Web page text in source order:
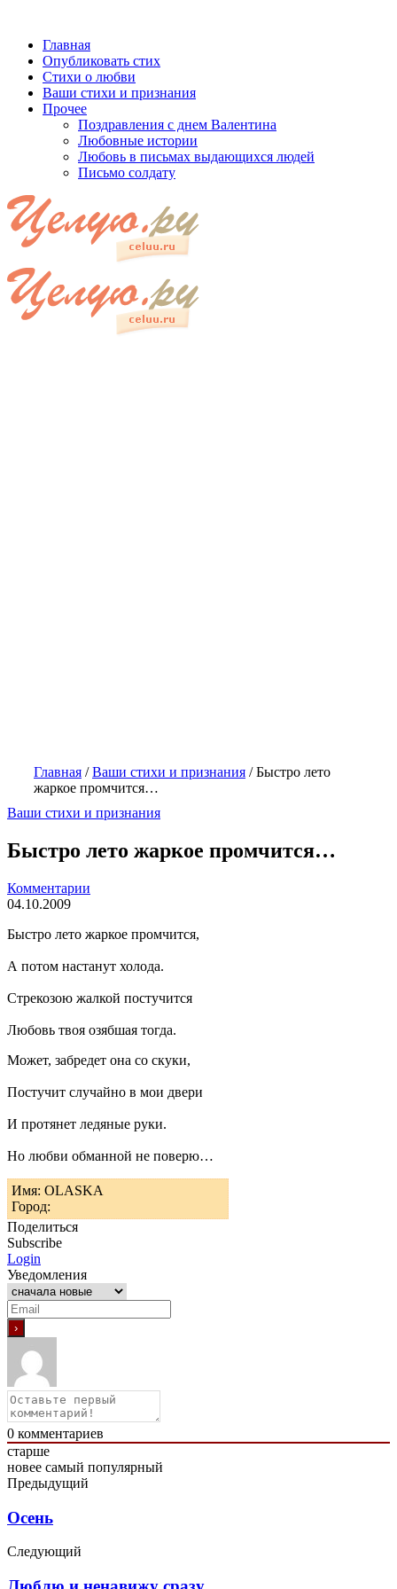
Главная
Опубликовать стих
Стихи о любви
Ваши стихи и признания
Прочее
Поздравления с днем Валентина
Любовные истории
Любовь в письмах выдающихся людей
Письмо солдату
Главная /Ваши стихи и признания /Быстро лето
жаркое промчится…
Ваши стихи и признания
Быстро лето жаркое промчится…
Комментарии
04.10.2009
Быстро лето жаркое промчится,
А потом настанут холода.
Стрекозою жалкой постучится
Любовь твоя озябшая тогда.
Может, забредет она со скуки,
Постучит случайно в мои двери
И протянет ледяные руки.
Но любви обманной не поверю…
Имя: OLASKA
Город:
Поделиться
Subscribe
Login
Уведомления
0 комментариев
старше
новее самый популярный
Предыдущий
Осень
Следующий